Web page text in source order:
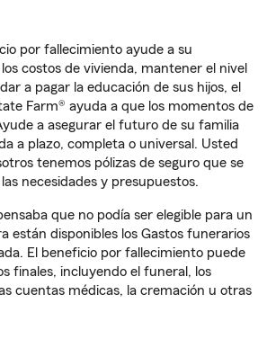
por fallecimiento ayude a su
costos de vivienda, mantener el nivel
a pagar la educación de sus hijos, el
Farm® ayuda a que los momentos de
a asegurar el futuro de su familia
a plazo, completa o universal. Usted
tenemos pólizas de seguro que se
necesidades y presupuestos.
que no podía ser elegible para un
están disponibles los Gastos funerarios
El beneficio por fallecimiento puede
finales, incluyendo el funeral, los
cuentas médicas, la cremación u otras